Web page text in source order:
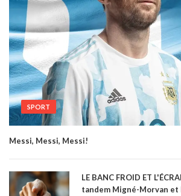
SPORT
Messi, Messi, Messi!
LE BANC FROID ET
tandem Migné-Morvan et